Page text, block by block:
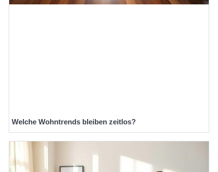
Welche Wohntrends bleiben zeitlos?